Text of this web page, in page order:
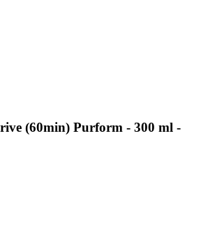
(60min) Purform - 300 ml -